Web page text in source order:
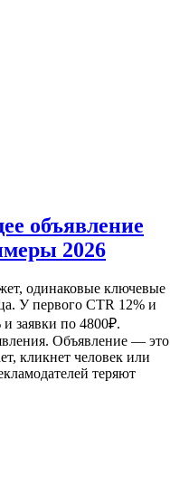
объявление
2026
одинаковые ключевые
У первого CTR 12% и
заявки по 4800₽.
Объявление — это
кликнет человек или
теряют